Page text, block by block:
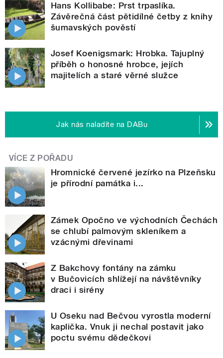
Hans Kollibabe: Prst trpaslíka.
Závěrečná část pětidílné četby z knihy
šumavských pověstí
Josef Koenigsmark: Hrobka. Tajuplný
příběh o honosné hrobce, jejích
majitelích a staré věrné služce
Jak nás naladíte na DABu
VÍCE Z POŘADU
Hromnické červené jezírko na Plzeňsku
je přírodní památka i...
Zámek Opočno ve východních Čechách
se chlubí palmovým skleníkem a
vzácnými dřevinami
Z Bakchovy fontány na zámku
v Bučovicích shlížejí na návštěvníky
draci i sirény
U Oseku nad Bečvou vyrostla moderní
kaplička. Vnuk ji nechal postavit jako
poctu svému dědečkovi